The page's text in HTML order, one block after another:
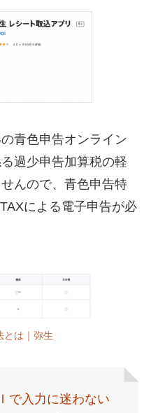
青色申告オンライン
過少申告加算税の軽
んので、青色申告特
による電子申告が必
とは｜弥生
入力に迷わない